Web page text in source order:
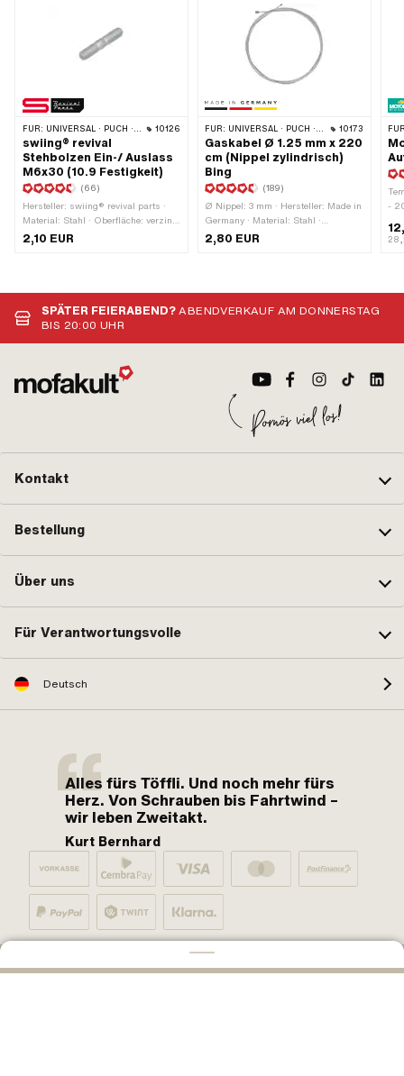
FÜR: UNIVERSAL · PUCH · SACHS · PONY / CILO (BETA 521 & 512) · ZÜNDAPP BELMONDO · SOLEX · TOMOS 10126
swiing® revival
Stehbolzen Ein-/ Auslass
M6x30 (10.9 Festigkeit)
(66)
Hersteller: swiing® revival parts ·
Material: Stahl · Oberfläche: verzinkt
(blau) · Durchmesser: 5.95 mm ·
Gewindeart: M6x1
· Gesamtlänge: 30 mm ·
Gewindelänge: 12 mm ·
Festigkeitsklasse: 10.9
2,10 EUR
FÜR: UNIVERSAL · PUCH · SACHS · ZÜNDAPP BELMONDO · TOMOS · ALPA CHOPPER / TURBO · DKW · ILO / JLO · KREIDLER · MBK / MOTOBÉCANE · MIELE · MONARK · VICTORIA · ZÜNDAPP 10173
Gaskabel Ø 1.25 mm x 220
cm (Nippel zylindrisch)
Bing
(189)
Ø Nippel: 3 mm · Hersteller: Made in
Germany · Material: Stahl ·
Anwendungsbereich: Standard ·
Oberfläche: verzinkt (blau) · Anzahl
Kabellänge: 2200 mm · Länge
Nippel: 5 mm
2,80 EUR
-
SPÄTER FEIERABEND?ABENDVERKAUF AM DONNERSTAG
BIS 20:00 UHR
Kontakt
Bestellung
Über uns
Für Verantwortungsvolle
Deutsch
Alles fürs Töffli. Und noch mehr fürs
Herz. Von Schrauben bis Fahrtwind –
wir leben Zweitakt.
Kurt Bernhard